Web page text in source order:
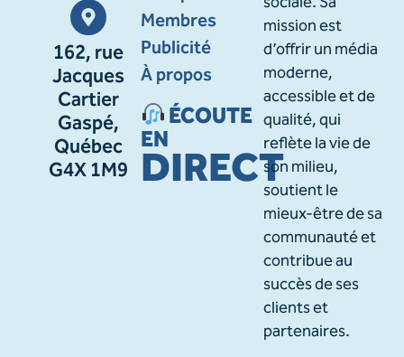
162, rue
Jacques
Cartier
Gaspé,
Québec
G4X 1M9
Membres
Publicité
À propos
ÉCOUTE
EN
DIRECT
mission est
d’offrir un média
moderne,
accessible et de
qualité, qui
reflète la vie de
son milieu,
soutient le
mieux-être de sa
communauté et
contribue au
succès de ses
clients et
partenaires.